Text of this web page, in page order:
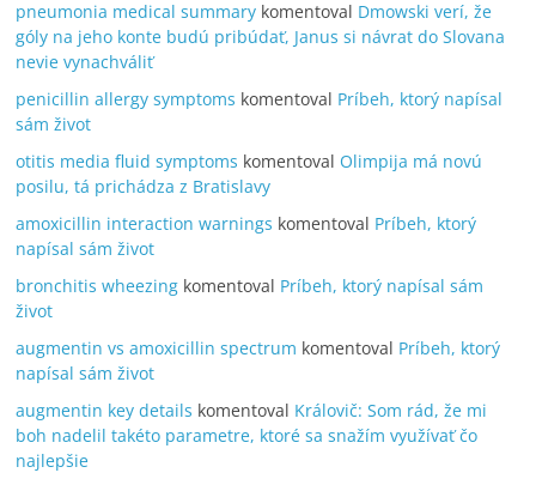
pneumonia medical summary komentoval Dmowski verí, že
góly na jeho konte budú pribúdať, Janus si návrat do Slovana
nevie vynachváliť
penicillin allergy symptoms komentoval Príbeh, ktorý napísal
sám život
otitis media fluid symptoms komentoval Olimpija má novú
posilu, tá prichádza z Bratislavy
amoxicillin interaction warnings komentoval Príbeh, ktorý
napísal sám život
bronchitis wheezing komentoval Príbeh, ktorý napísal sám
život
augmentin vs amoxicillin spectrum komentoval Príbeh, ktorý
napísal sám život
augmentin key details komentoval Královič: Som rád, že mi
boh nadelil takéto parametre, ktoré sa snažím využívať čo
najlepšie